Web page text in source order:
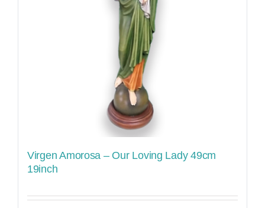
Virgen Amorosa – Our Loving Lady 49cm
19inch